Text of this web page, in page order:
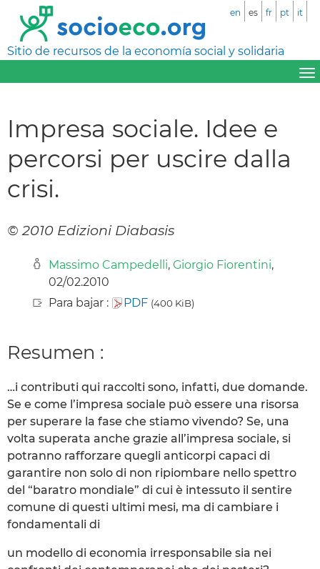
Sitio de recursos de la economía social y solidaria
en es fr pt it
Impresa sociale. Idee e
percorsi per uscire dalla
crisi.
© 2010 Edizioni Diabasis
Massimo Campedelli, Giorgio Fiorentini,
02/02.2010
Para bajar :
PDF (400 KiB)
Resumen :
…i contributi qui raccolti sono, infatti, due domande.
Se e come l’impresa sociale può essere una risorsa
per superare la fase che stiamo vivendo? Se, una
volta superata anche grazie all’impresa sociale, si
potranno rafforzare quegli anticorpi capaci di
garantire non solo di non ripiombare nello spettro
del “baratro mondiale” di cui è intessuto il sentire
comune di questi ultimi mesi, ma di cambiare i
fondamentali di
un modello di economia irresponsabile sia nei